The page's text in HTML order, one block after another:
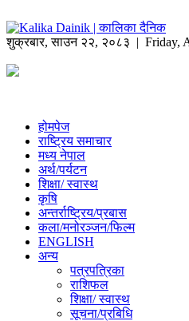
शुक्रबार,साउन २२, २०८३ | Friday,
होमपेज
राष्ट्रिय समाचार
मध्य नेपाल
अर्थ/पर्यटन
शिक्षा/ स्वास्थ
कृषि
अन्तर्राष्ट्रिय/प्रबास
कला/मनोरञ्जन/फिल्म
ENGLISH
अन्य
पत्रपत्रिका
राशिफल
शिक्षा/ स्वास्थ
सूचना/प्रबिधि